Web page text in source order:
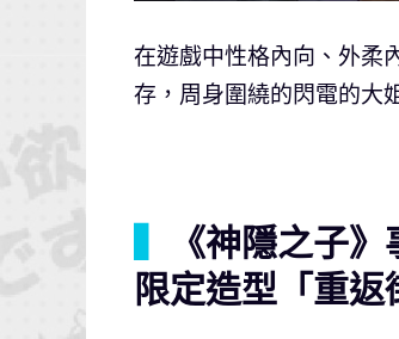
在遊戲中性格內向、外柔
存，周身圍繞的閃電的大
《神隱之子
限定造型「重返